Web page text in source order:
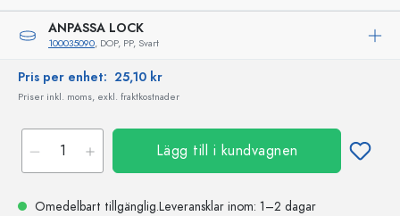
ANPASSA LOCK
100035090, DOP, PP, Svart
Pris per enhet: 25,10 kr
Priser inkl. moms, exkl. fraktkostnader
Lägg till i kundvagnen
Omedelbart tillgänglig.Leveransklar inom: 1–2 dagar